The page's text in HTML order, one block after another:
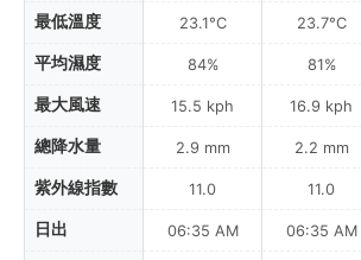
最低溫度
平均濕度
最大風速
總降水量
紫外線指數
日出
23.1°C
84%
15.5 kph
2.9 mm
11.0
06:35 AM
23.7°C
81%
16.9 kph
2.2 mm
11.0
06:35 AM